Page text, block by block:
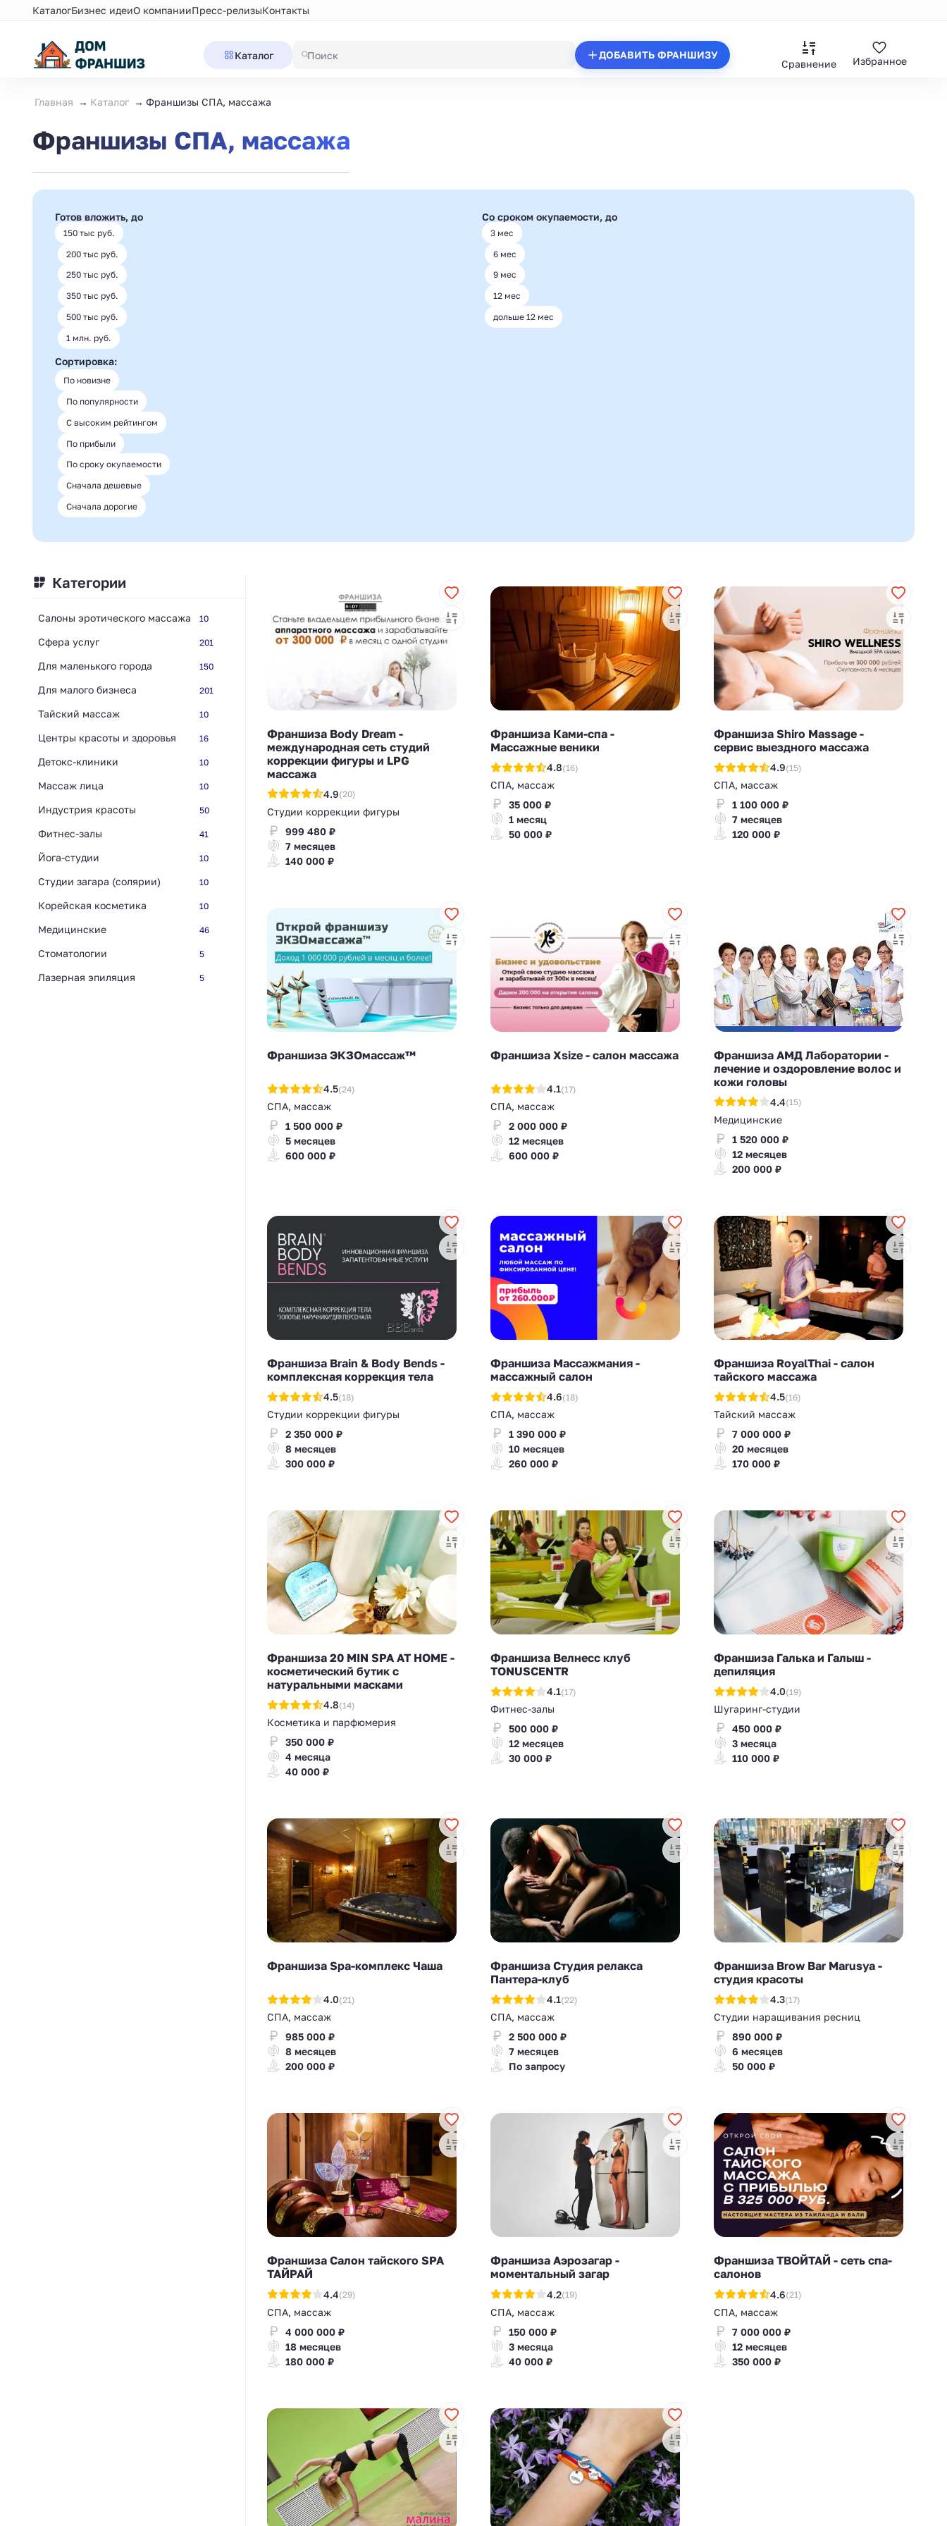
КаталогБизнес идеиО компанииПресс-релизыКонтакты
Каталог ДОБАВИТЬ ФРАНШИЗУ
Сравнение Избранное
Главная Каталог Франшизы СПА, массажа
Франшизы СПА, массажа
Готов вложить, до
150 тыс руб.
200 тыс руб.
250 тыс руб.
350 тыс руб.
500 тыс руб.
1 млн. руб.
Со сроком окупаемости, до
3 мес
6 мес
9 мес
12 мес
дольше 12 мес
Сортировка:
По новизне
По популярности
С высоким рейтингом
По прибыли
По сроку окупаемости
Сначала дешевые
Сначала дорогие
Категории
Салоны эротического массажа 10
Сфера услуг 201
Для маленького города 150
Для малого бизнеса 201
Тайский массаж 10
Центры красоты и здоровья 16
Детокс-клиники 10
Массаж лица 10
Индустрия красоты 50
Фитнес-залы 41
Йога-студии 10
Студии загара (солярии) 10
Корейская косметика 10
Медицинские 46
Стоматологии 5
Лазерная эпиляция 5
Франшиза Body Dream -
международная сеть студий
коррекции фигуры и LPG
массажа
4.9(20)
Студии коррекции фигуры
999 480 ₽
7 месяцев
140 000 ₽
Франшиза Ками-спа -
Массажные веники
4.8(16)
СПА, массаж
35 000 ₽
1 месяц
50 000 ₽
Франшиза Shiro Massage -
сервис выездного массажа
4.9(15)
СПА, массаж
1 100 000 ₽
7 месяцев
120 000 ₽
Франшиза ЭКЗОмассаж™
4.5(24)
СПА, массаж
1 500 000 ₽
5 месяцев
600 000 ₽
Франшиза Xsize - салон массажа
4.1(17)
СПА, массаж
2 000 000 ₽
12 месяцев
600 000 ₽
Франшиза АМД Лаборатории -
лечение и оздоровление волос и
кожи головы
4.4(15)
Медицинские
1 520 000 ₽
12 месяцев
200 000 ₽
Франшиза Brain & Body Bends -
комплексная коррекция тела
4.5(18)
Студии коррекции фигуры
2 350 000 ₽
8 месяцев
300 000 ₽
Франшиза Массажмания -
массажный салон
4.6(18)
СПА, массаж
1 390 000 ₽
10 месяцев
260 000 ₽
Франшиза RoyalThai - салон
тайского массажа
4.5(16)
Тайский массаж
7 000 000 ₽
20 месяцев
170 000 ₽
Франшиза 20 MIN SPA AT HOME -
косметический бутик с
натуральными масками
4.8(14)
Косметика и парфюмерия
350 000 ₽
4 месяца
40 000 ₽
Франшиза Велнесс клуб
TONUSCENTR
4.1(17)
Фитнес-залы
500 000 ₽
12 месяцев
30 000 ₽
Франшиза Галька и Галыш -
депиляция
4.0(19)
Шугаринг-студии
450 000 ₽
3 месяца
110 000 ₽
Франшиза Spa-комплекс Чаша
4.0(21)
СПА, массаж
985 000 ₽
8 месяцев
200 000 ₽
Франшиза Студия релакса
Пантера-клуб
4.1(22)
СПА, массаж
2 500 000 ₽
7 месяцев
По запросу
Франшиза Brow Bar Marusya -
студия красоты
4.3(17)
Студии наращивания ресниц
890 000 ₽
6 месяцев
50 000 ₽
Франшиза Салон тайского SPA
ТАЙРАЙ
4.4(29)
СПА, массаж
4 000 000 ₽
18 месяцев
180 000 ₽
Франшиза Аэрозагар -
моментальный загар
4.2(19)
СПА, массаж
150 000 ₽
3 месяца
40 000 ₽
Франшиза ТВОЙТАЙ - сеть спа-
салонов
4.6(21)
СПА, массаж
7 000 000 ₽
12 месяцев
350 000 ₽